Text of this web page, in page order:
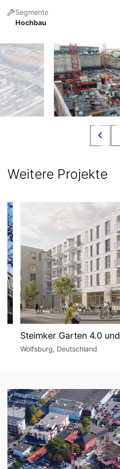
Segmente
Hochbau
Weitere Projekte
Steimker Garten 4.0 und 4.1
Wolfsburg, Deutschland